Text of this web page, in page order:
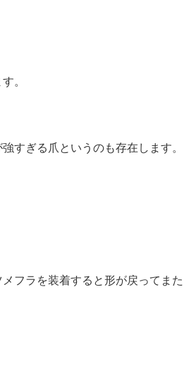
。
すぎる爪というのも存在します。
フラを装着すると形が戻ってまた